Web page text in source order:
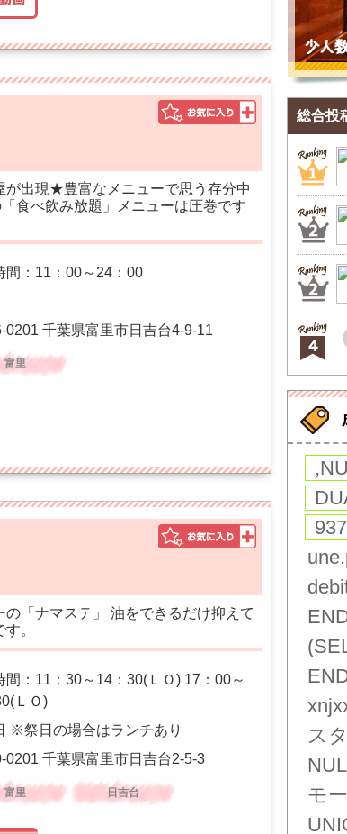
が出現★豊富なメニューで思う存分中
食べ飲み放題」メニューは圧巻です
間：11：00～24：00
0201 千葉県富里市日吉台4-9-11
富里
「ナマステ」 油をできるだけ抑えて
。
間：11：30～14：30(ＬＯ) 17：00～
ＬＯ)
※祭日の場合はランチあり
0201 千葉県富里市日吉台2-5-3
富里 日吉台
総合投
ス
モ